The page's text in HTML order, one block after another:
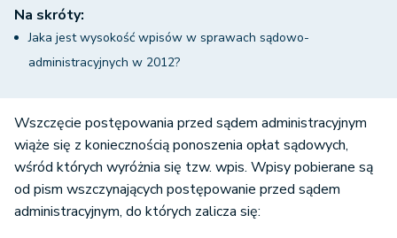
Na skróty:
Jaka jest wysokość wpisów w sprawach sądowo-
administracyjnych w 2012?
Wszczęcie postępowania przed sądem administracyjnym
wiąże się z koniecznością ponoszenia opłat sądowych,
wśród których wyróżnia się tzw. wpis. Wpisy pobierane są
od pism wszczynających postępowanie przed sądem
administracyjnym, do których zalicza się: